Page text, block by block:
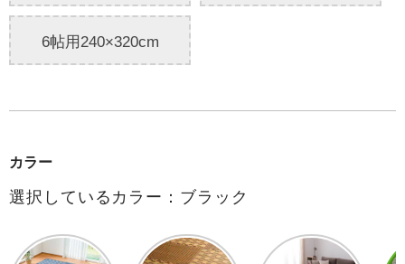
6帖用240×320cm
カラー
選択しているカラー：ブラック